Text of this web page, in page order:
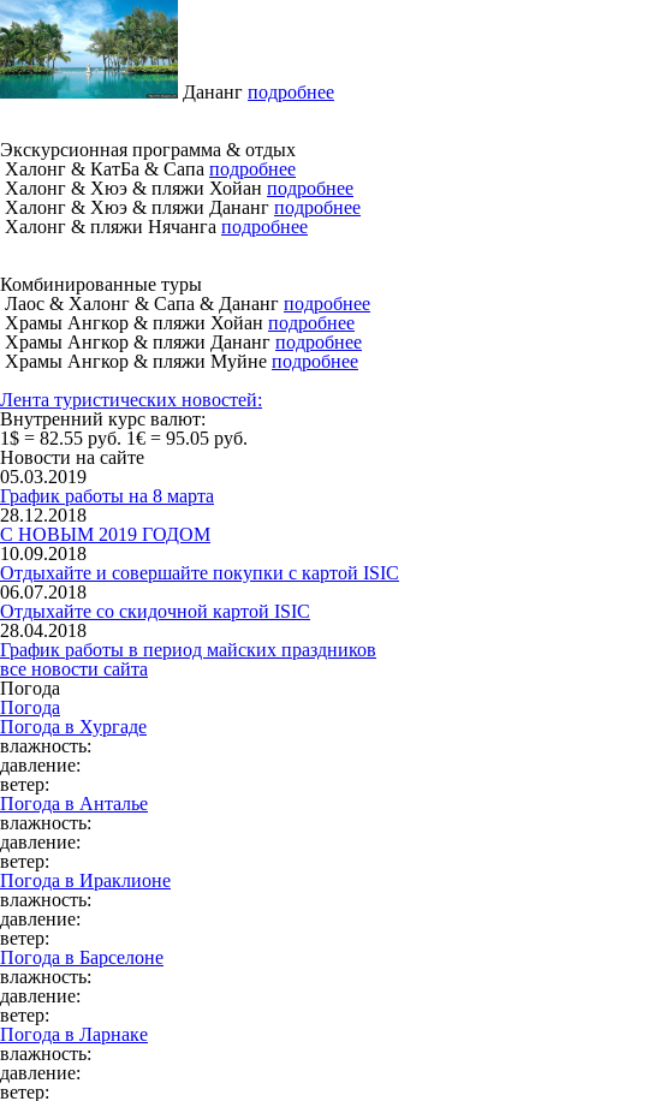
Дананг подробнее
Экскурсионная программа & отдых
Халонг & КатБа & Сапа подробнее
Халонг & Хюэ & пляжи Хойан подробнее
Халонг & Хюэ & пляжи Дананг подробнее
Халонг & пляжи Нячанга подробнее
Комбинированные туры
Лаос & Халонг & Сапа & Дананг подробнее
Храмы Ангкор & пляжи Хойан подробнее
Храмы Ангкор & пляжи Дананг подробнее
Храмы Ангкор & пляжи Муйне подробнее
Лента туристических новостей:
Внутренний курс валют:
1$ = 82.55 руб. 1€ = 95.05 руб.
Новости на сайте
05.03.2019
График работы на 8 марта
28.12.2018
С НОВЫМ 2019 ГОДОМ
10.09.2018
Отдыхайте и совершайте покупки с картой ISIC
06.07.2018
Отдыхайте со скидочной картой ISIC
28.04.2018
График работы в период майских праздников
все новости сайта
Погода
Погода
Погода в Хургаде
влажность:
давление:
ветер:
Погода в Анталье
влажность:
давление:
ветер:
Погода в Ираклионе
влажность:
давление:
ветер:
Погода в Барселоне
влажность:
давление:
ветер:
Погода в Ларнаке
влажность:
давление:
ветер: